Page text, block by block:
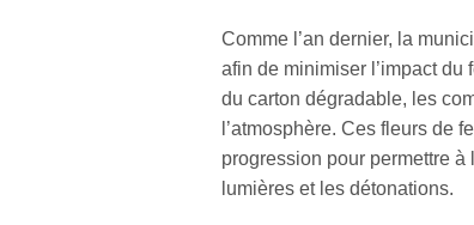
Comme l’an dernier, la
afin de minimiser l’impact du
du carton dégradable, les
l’atmosphère. Ces fleurs de
progression pour permettre
lumières et les détonations.